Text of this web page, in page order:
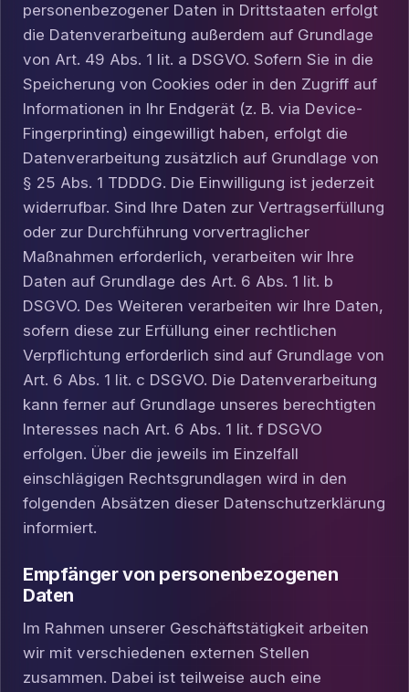
personenbezogener Daten in Drittstaaten erfolgt
die Datenverarbeitung außerdem auf Grundlage
von Art. 49 Abs. 1 lit. a DSGVO. Sofern Sie in die
Speicherung von Cookies oder in den Zugriff auf
Informationen in Ihr Endgerät (z. B. via Device-
Fingerprinting) eingewilligt haben, erfolgt die
Datenverarbeitung zusätzlich auf Grundlage von
§ 25 Abs. 1 TDDDG. Die Einwilligung ist jederzeit
widerrufbar. Sind Ihre Daten zur Vertragserfüllung
oder zur Durchführung vorvertraglicher
Maßnahmen erforderlich, verarbeiten wir Ihre
Daten auf Grundlage des Art. 6 Abs. 1 lit. b
DSGVO. Des Weiteren verarbeiten wir Ihre Daten,
sofern diese zur Erfüllung einer rechtlichen
Verpflichtung erforderlich sind auf Grundlage von
Art. 6 Abs. 1 lit. c DSGVO. Die Datenverarbeitung
kann ferner auf Grundlage unseres berechtigten
Interesses nach Art. 6 Abs. 1 lit. f DSGVO
erfolgen. Über die jeweils im Einzelfall
einschlägigen Rechtsgrundlagen wird in den
folgenden Absätzen dieser Datenschutzerklärung
informiert.
Empfänger von personenbezogenen
Daten
Im Rahmen unserer Geschäftstätigkeit arbeiten
wir mit verschiedenen externen Stellen
zusammen. Dabei ist teilweise auch eine